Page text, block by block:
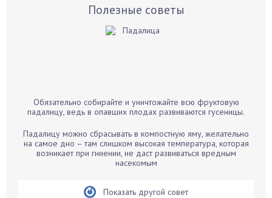
Бархатцы
Белые грибы
Бирючина
Полезные советы
Обязательно собирайте и уничтожайте всю фруктовую
падалицу, ведь в опавших плодах развиваются гусеницы.
Падалицу можно сбрасывать в компостную яму, желательно
на самое дно – там слишком высокая температура, которая
возникает при гниении, не даст развиваться вредным
насекомым
Показать другой совет